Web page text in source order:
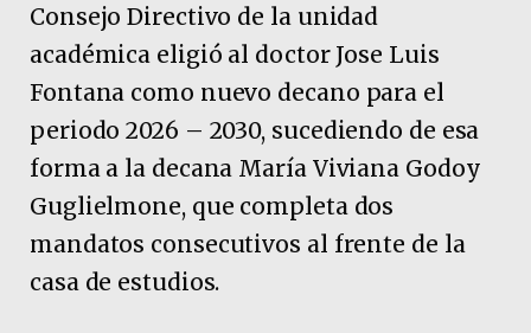
Consejo Directivo de la unidad
académica eligió al doctor Jose Luis
Fontana como nuevo decano para el
periodo 2026 – 2030, sucediendo de esa
forma a la decana María Viviana Godoy
Guglielmone, que completa dos
mandatos consecutivos al frente de la
casa de estudios.